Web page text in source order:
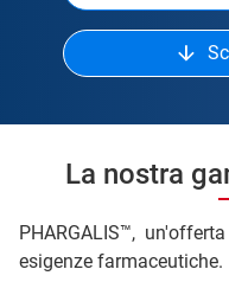
La nostra
PHARGALIS™,
esigenze farmaceutiche.